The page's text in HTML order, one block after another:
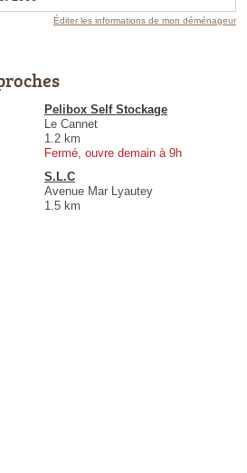
Éditer les informations de mon déménageur
Pelibox Self Stockage
Le Cannet
1.2 km
Fermé, ouvre demain à 9h
S.L.C
Avenue Mar Lyautey
1.5 km